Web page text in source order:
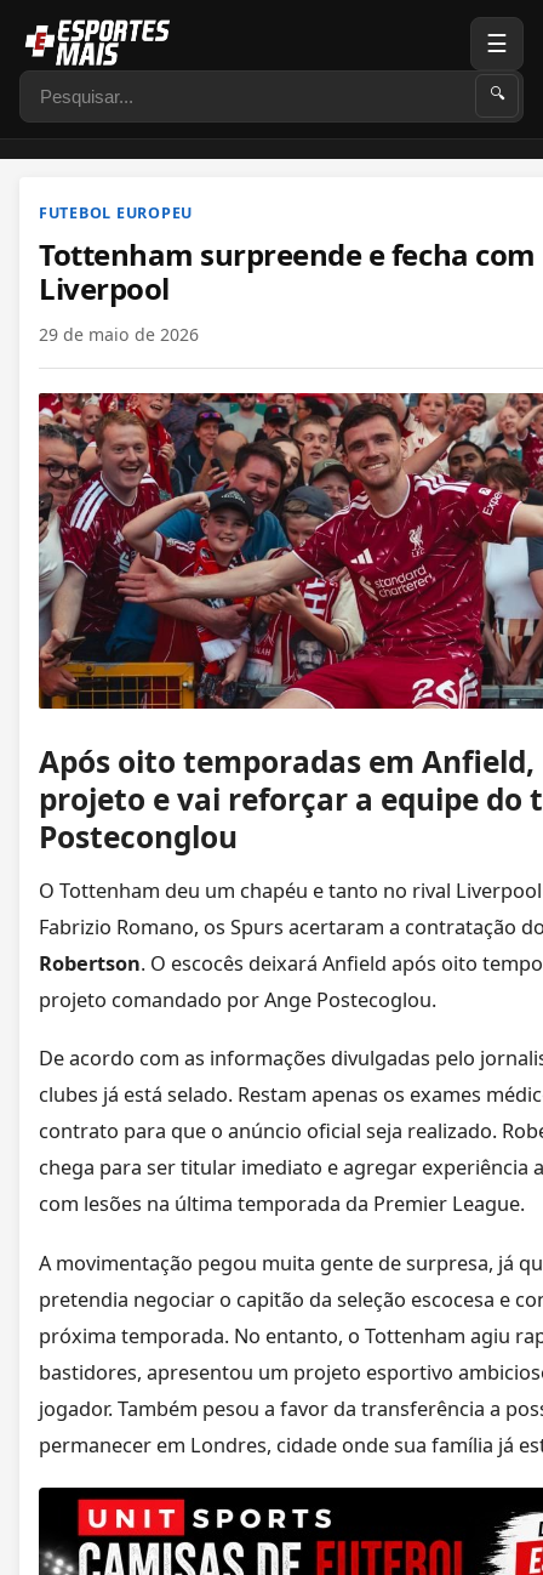
Pesquisar 🔍
☰
FUTEBOL EUROPEU
Tottenham surpreende e fecha
Liverpool
29 de maio de 2026
Após oito temporadas em
projeto e vai reforçar a equipe do
Posteconglou
O Tottenham deu um chapéu e tanto no rival
Fabrizio Romano, os Spurs acertaram a contratação
Robertson. O escocês deixará Anfield após oito
projeto comandado por Ange Postecoglou.
De acordo com as informações divulgadas pelo
clubes já está selado. Restam apenas os exames
contrato para que o anúncio oficial seja realizado.
chega para ser titular imediato e agregar experiência
com lesões na última temporada da Premier League.
A movimentação pegou muita gente de surpresa, já
pretendia negociar o capitão da seleção escocesa e
próxima temporada. No entanto, o Tottenham agiu
bastidores, apresentou um projeto esportivo
jogador. Também pesou a favor da transferência a
permanecer em Londres, cidade onde sua família já